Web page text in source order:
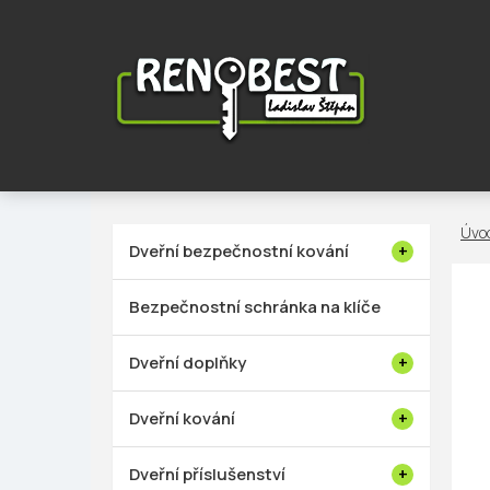
Dveřní bezpečnostní kování
Bezpečnostní schránka na klíče
Dveřní doplňky
Dveřní kování
Dveřní příslušenství